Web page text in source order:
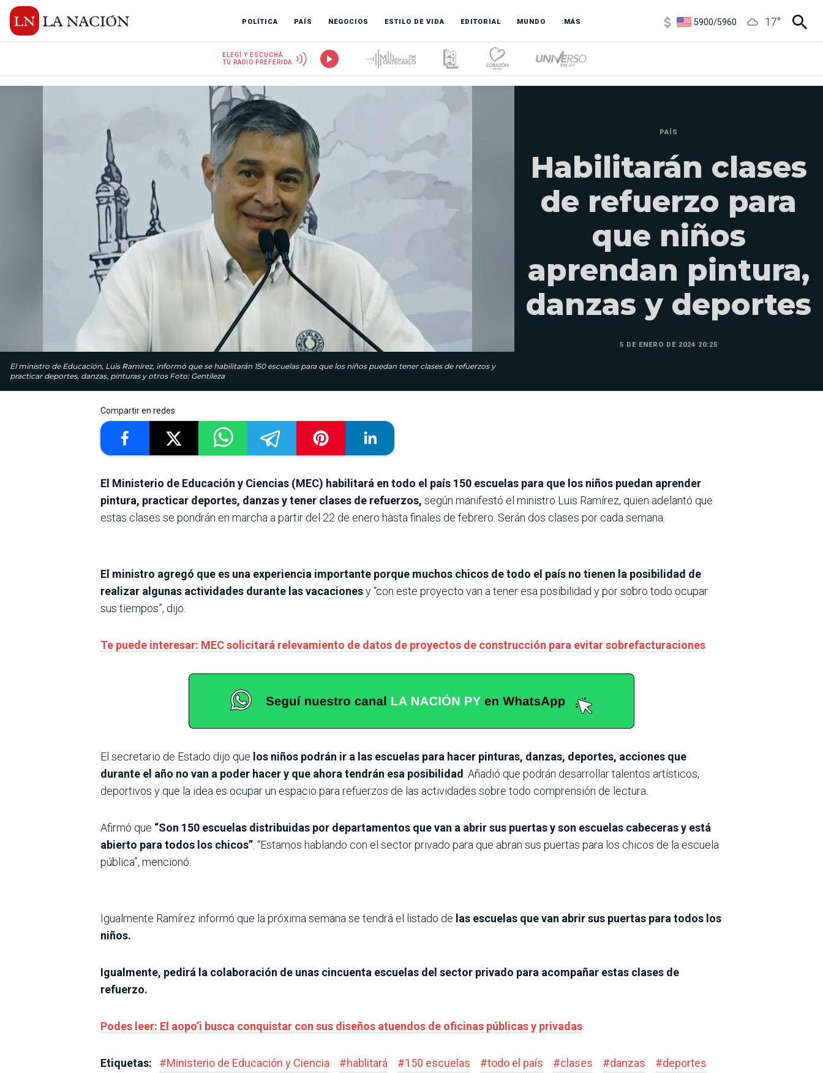
POLÍTICA PAÍS NEGOCIOS ESTILO DE VIDA EDITORIAL MUNDO :MÁS
1100/1160
17°
ELEGÍ Y ESCUCHÁ
TU RADIO PREFERIDA
El ministro de Educación, Luis Ramírez, informó que se habilitarán 150 escuelas para que los niños puedan tener clases de refuerzos y
practicar deportes, danzas, pinturas y otros Foto: Gentileza
PAÍS
Habilitarán clases
de refuerzo para
que niños
aprendan pintura,
danzas y deportes
5 DE ENERO DE 2024 20:25
Compartir en redes
El Ministerio de Educación y Ciencias (MEC) habilitará en todo el país 150 escuelas para que los niños puedan aprender
pintura, practicar deportes, danzas y tener clases de refuerzos, según manifestó el ministro Luis Ramírez, quien adelantó que
estas clases se pondrán en marcha a partir del 22 de enero hasta finales de febrero. Serán dos clases por cada semana.
El ministro agregó que es una experiencia importante porque muchos chicos de todo el país no tienen la posibilidad de
realizar algunas actividades durante las vacacionesy “con este proyecto van a tener esa posibilidad y por sobro todo ocupar
sus tiempos”, dijo.
Te puede interesar: MEC solicitará relevamiento de datos de proyectos de construcción para evitar sobrefacturaciones
El secretario de Estado dijo que los niños podrán ir a las escuelas para hacer pinturas, danzas, deportes, acciones que
durante el año no van a poder hacer y que ahora tendrán esa posibilidad . Añadió que podrán desarrollar talentos artísticos,
deportivos y que la idea es ocupar un espacio para refuerzos de las actividades sobre todo comprensión de lectura.
Afirmó que “Son 150 escuelas distribuidas por departamentos que van a abrir sus puertas y son escuelas cabeceras y está
abierto para todos los chicos” . “Estamos hablando con el sector privado para que abran sus puertas para los chicos de la escuela
pública”, mencionó.
Igualmente Ramírez informó que la próxima semana se tendrá el listado de las escuelas que van abrir sus puertas para todos los
niños.
Igualmente, pedirá la colaboración de unas cincuenta escuelas del sector privado para acompañar estas clases de
refuerzo.
Podes leer: El aopo’i busca conquistar con sus diseños atuendos de oficinas públicas y privadas
Etiquetas: #Ministerio de Educación y Ciencia #hablitará #150 escuelas #todo el país #clases #danzas #deportes